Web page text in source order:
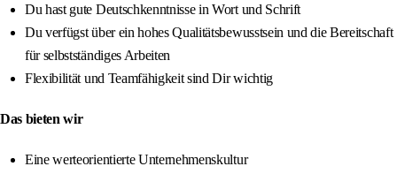
Du hast gute Deutschkenntnisse in Wort und Schrift
Du verfügst über ein hohes Qualitätsbewusstsein und die Bereitschaft
für selbstständiges Arbeiten
Flexibilität und Teamfähigkeit sind Dir wichtig
Das bieten wir
Eine werteorientierte Unternehmenskultur